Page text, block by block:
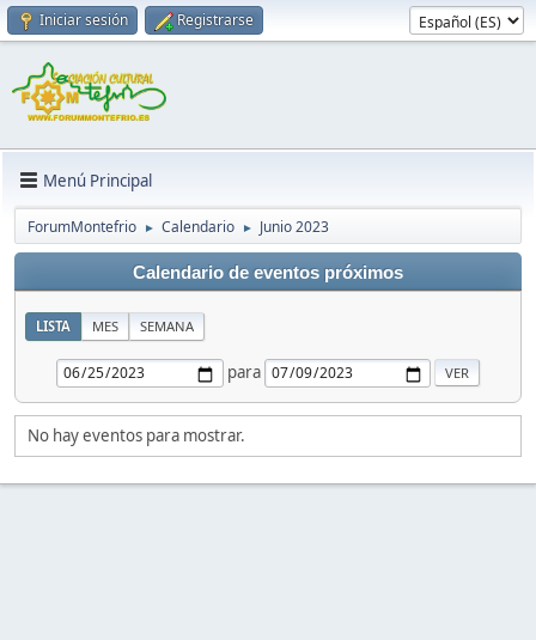
Iniciar sesión Registrarse
Menú Principal
ForumMontefrio ► Calendario ► Junio 2023
Calendario de eventos próximos
LISTA MES SEMANA
para
No hay eventos para mostrar.